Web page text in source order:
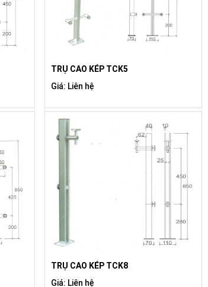
TRỤ CAO KÉP TCK5
Giá: Liên hệ
TRỤ CAO KÉP TCK8
Giá: Liên hệ